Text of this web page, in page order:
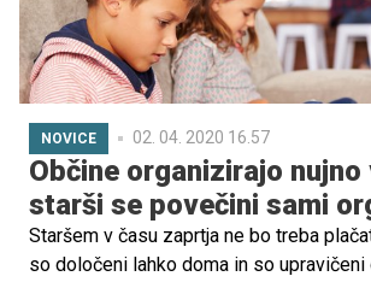
NOVICE 02. 04. 2020 16.57
Občine organizirajo
starši se povečini sami
Staršem v času zaprtja ne bo treba
so določeni lahko doma in so